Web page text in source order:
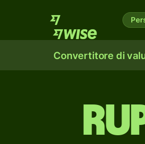
Convertitore di